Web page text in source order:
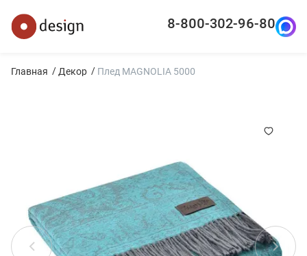
8-800-302-96-80
Главная декор Плед MAGNOLIA 5000